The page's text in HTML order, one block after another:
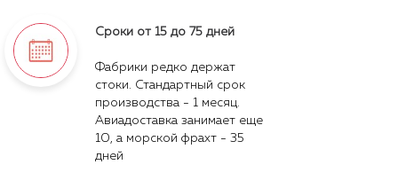
Сроки от 15 до 75 дней
Фабрики редко держат
стоки. Стандартный срок
производства - 1 месяц.
Авиадоставка занимает еще
10, а морской фрахт - 35
дней